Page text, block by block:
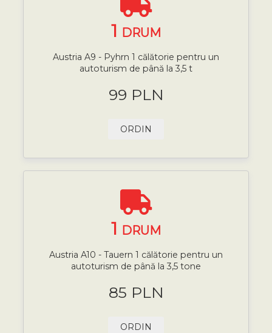
1 DRUM
Austria A9 - Pyhrn 1 călătorie pentru un
autoturism de până la 3,5 t
99 PLN
ORDIN
1 DRUM
Austria A10 - Tauern 1 călătorie pentru un
autoturism de până la 3,5 tone
85 PLN
ORDIN